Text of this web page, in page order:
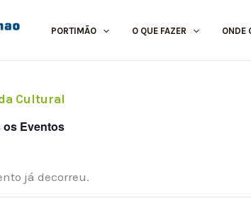
PORTIMÃO O QUE FAZER ONDE
Cultural
os Eventos
já decorreu.